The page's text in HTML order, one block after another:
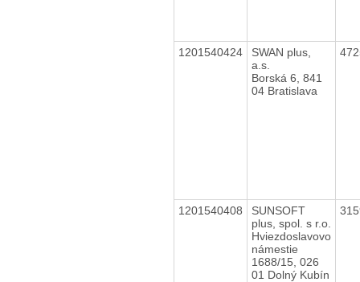
1201540424
SWAN plus,
a.s.
Borská 6, 841
04 Bratislava
1201540408
SUNSOFT
plus, spol. s r.o.
Hviezdoslavovo
námestie
1688/15, 026
01 Dolný Kubín